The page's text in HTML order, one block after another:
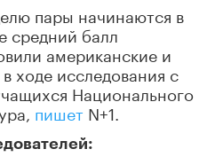
пары начинаются в
средний балл
американские и
ходе исследования с
Национального
пишет N+1.